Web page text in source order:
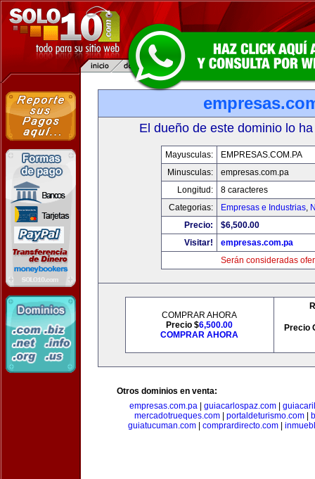
El dueño de este dominio lo
Mayusculas:
EMPRESAS.COM.PA
Minusculas:
empresas.com.pa
Longitud:
8 caracteres
Categorias:
Empresas e Industrias,
Precio:
$6,500.00
Visitar!
empresas.com.pa
Serán consideradas
COMPRAR AHORA
Precio $6,500.00
COMPRAR AHORA
Precio
Otros dominios en venta:
empresas.com.pa| guiacarlospaz.com|
mercadotrueques.com| portaldeturismo.com|
guiatucuman.com
comprardirecto.com